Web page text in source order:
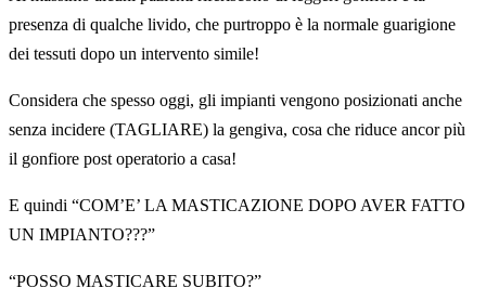
presenza di qualche livido, che purtroppo è la normale guarigione
dei tessuti dopo un intervento simile!
Considera che spesso oggi, gli impianti vengono posizionati anche
senza incidere (TAGLIARE) la gengiva, cosa che riduce ancor più
il gonfiore post operatorio a casa!
E quindi “COM’E’ LA MASTICAZIONE DOPO AVER FATTO
UN IMPIANTO???”
“POSSO MASTICARE SUBITO?”